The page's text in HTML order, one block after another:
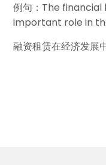
例句：The
important role in
融资租赁在经济发展